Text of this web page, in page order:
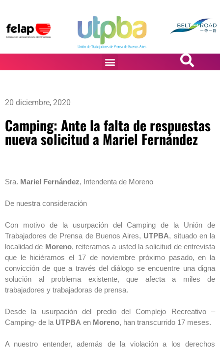
20 diciembre, 2020
Camping: Ante la falta de respuestas
nueva solicitud a Mariel Fernández
Sra. Mariel Fernández, Intendenta de Moreno
De nuestra consideración
Con motivo de la usurpación del Camping de la Unión de
Trabajadores de Prensa de Buenos Aires, UTPBA, situado en la
localidad de Moreno, reiteramos a usted la solicitud de entrevista
que le hiciéramos el 17 de noviembre próximo pasado, en la
convicción de que a través del diálogo se encuentre una digna
solución al problema existente, que afecta a miles de
trabajadores y trabajadoras de prensa.
Desde la usurpación del predio del Complejo Recreativo –
Camping- de la UTPBA en Moreno, han transcurrido 17 meses.
A nuestro entender, además de la violación a los derechos